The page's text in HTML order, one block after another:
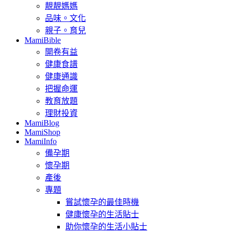
靚靚媽媽
品味。文化
親子。育兒
MamiBible
開卷有益
健康食譜
健康通識
把握命運
教育放題
理財投資
MamiBlog
MamiShop
MamiInfo
備孕期
懷孕期
產後
專題
嘗試懷孕的最佳時機
健康懷孕的生活貼士
助你懷孕的生活小貼士